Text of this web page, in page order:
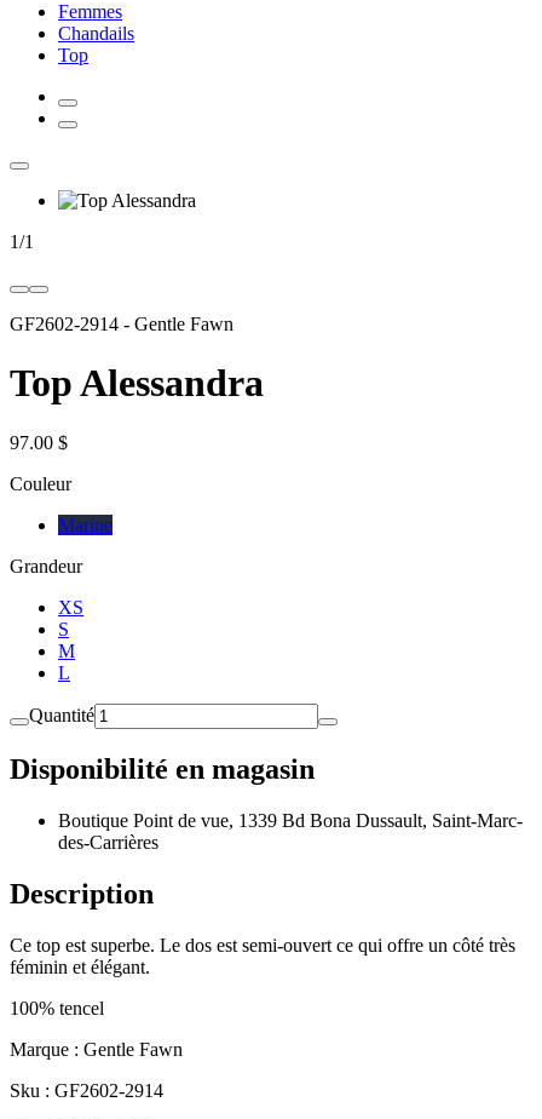
Femmes
Chandails
Top
1/1
GF2602-2914 - Gentle Fawn
Top Alessandra
97.00 $
Couleur
Marine
Grandeur
XS
S
M
L
Quantité
Disponibilité en magasin
Boutique Point de vue, 1339 Bd Bona Dussault, Saint-Marc-
des-Carrières
Description
Ce top est superbe. Le dos est semi-ouvert ce qui offre un côté très
féminin et élégant.
100% tencel
Marque : Gentle Fawn
Sku : GF2602-2914